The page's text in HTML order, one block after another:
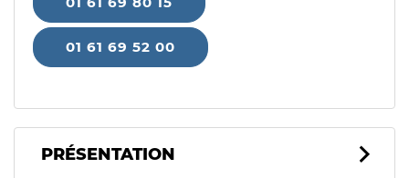
01 61 69 52 00
PRÉSENTATION